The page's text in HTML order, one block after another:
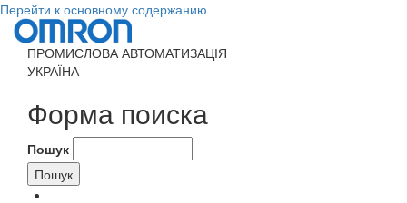
Перейти к основному содержанию
ПРОМИСЛОВА АВТОМАТИЗАЦІЯ
УКРАЇНА
Форма поиска
Пошук